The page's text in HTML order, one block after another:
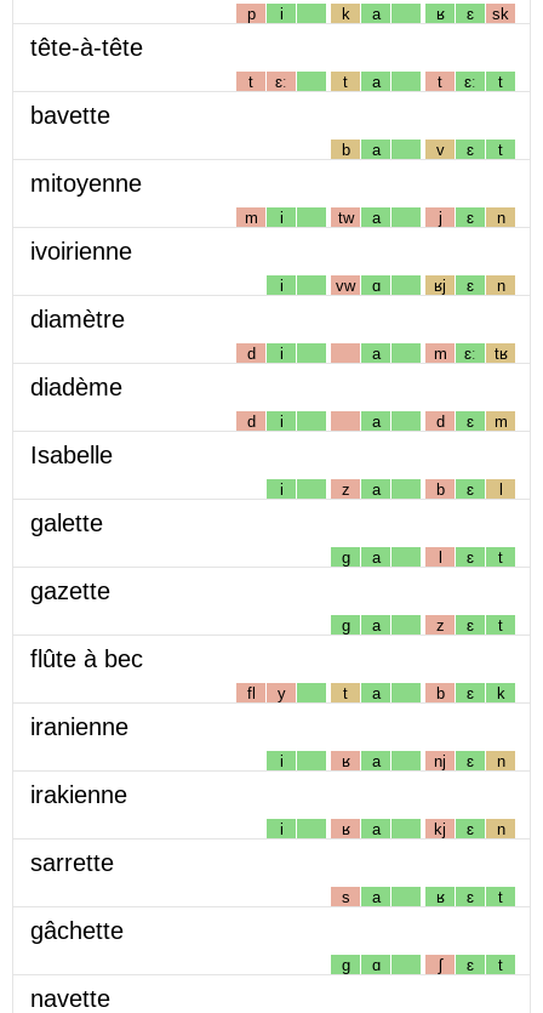
p i k a ʁ ɛ sk
tête-à-tête
t ɛː t a t ɛː t
bavette
b a v ɛ t
mitoyenne
m i tw a j ɛ n
ivoirienne
i vw ɑ ʁj ɛ n
diamètre
d i a m ɛː tʁ
diadème
d i a d ɛ m
Isabelle
i z a b ɛ l
galette
g a l ɛ t
gazette
g a z ɛ t
flûte à bec
fl y t a b ɛ k
iranienne
i ʁ a nj ɛ n
irakienne
i ʁ a kj ɛ n
sarrette
s a ʁ ɛ t
gâchette
g ɑ ʃ ɛ t
navette